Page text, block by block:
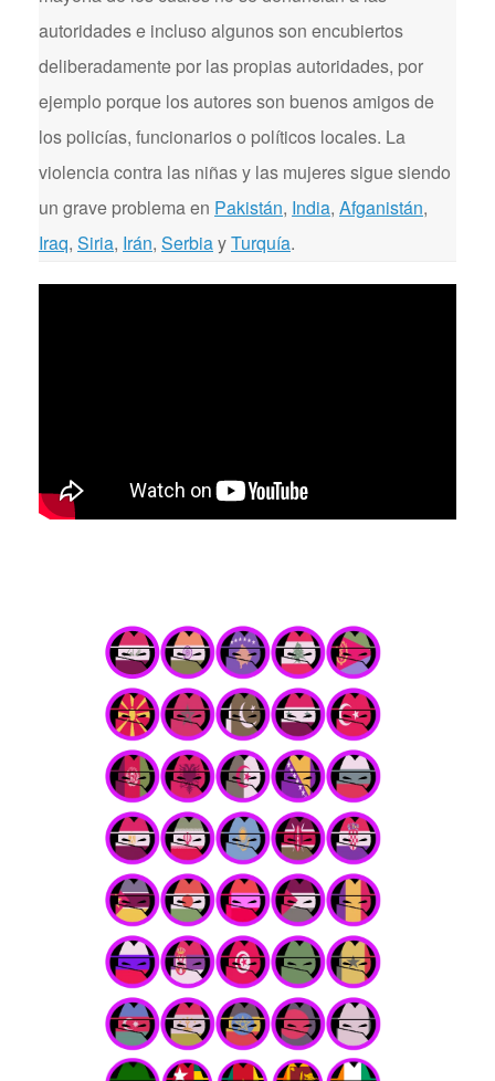
autoridades e incluso algunos son encubiertos
deliberadamente por las propias autoridades, por
ejemplo porque los autores son buenos amigos de
los policías, funcionarios o políticos locales. La
violencia contra las niñas y las mujeres sigue siendo
un grave problema en Pakistán, India, Afganistán,
Iraq, Siria, Irán, SerbiayTurquía.